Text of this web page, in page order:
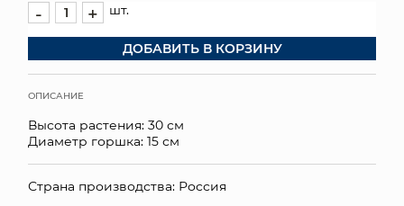
ПОДАРОЧНЫЕ КАРТЫ
ОПТОВЫМ КЛИЕНТАМ
ДОСТАВКА И ОПЛАТА
- + шт.
ДОБАВИТЬ В КОРЗИНУ
ОПИСАНИЕ
Высота растения: 30 см
Диаметр горшка: 15 см
Страна производства: Россия